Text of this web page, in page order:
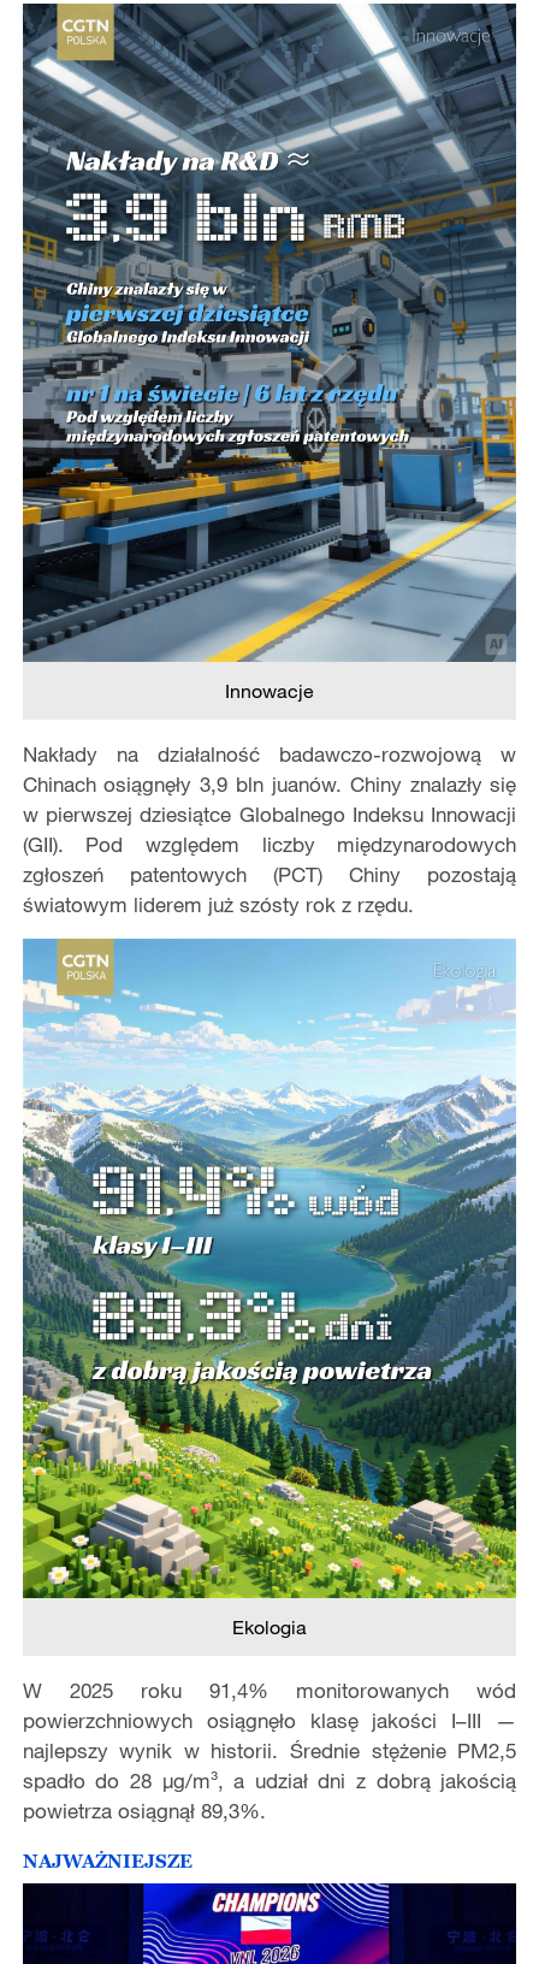
Innowacje
Nakłady na działalność badawczo-rozwojową w
Chinach osiągnęły 3,9 bln juanów. Chiny znalazły się
w pierwszej dziesiątce Globalnego Indeksu Innowacji
(GII). Pod względem liczby międzynarodowych
zgłoszeń patentowych (PCT) Chiny pozostają
światowym liderem już szósty rok z rzędu.
Ekologia
W 2025 roku 91,4% monitorowanych wód
powierzchniowych osiągnęło klasę jakości I–III —
najlepszy wynik w historii. Średnie stężenie PM2,5
spadło do 28 μg/m³, a udział dni z dobrą jakością
powietrza osiągnął 89,3%.
NAJWAŻNIEJSZE